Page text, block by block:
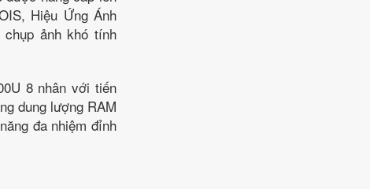
Hiệu Ứng Ánh
ảnh khó tính
8 nhân với tiến
dung lượng RAM
đa nhiệm đỉnh